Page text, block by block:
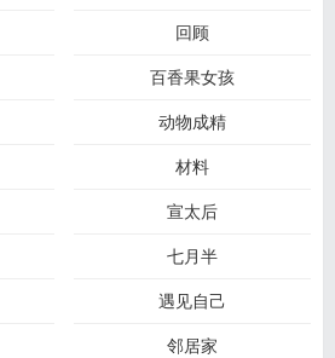
回顾
百香果女孩
动物成精
材料
宣太后
七月半
遇见自己
邻居家